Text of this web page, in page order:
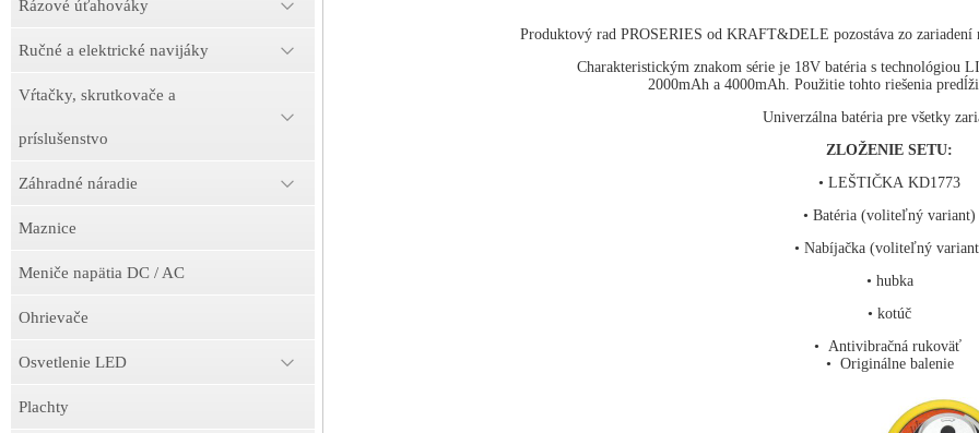
Rázové úťahováky
Ručné a elektrické navijáky
Vŕtačky, skrutkovače a
príslušenstvo
Záhradné náradie
Maznice
Meniče napätia DC / AC
Ohrievače
Osvetlenie LED
Plachty
Produktový rad PROSERIES od KRAFT&DELE pozostáva zo
Charakteristickým znakom série je 18V batéria s technológiou
2000mAh a 4000mAh. Použitie tohto riešenia
Univerzálna batéria pre všetky
ZLOŽENIE SETU:
• LEŠTIČKA KD1773
• Batéria (voliteľný variant)
• Nabíjačka (voliteľný
• hubka
• kotúč
• Antivibračná rukoväť
• Originálne balenie